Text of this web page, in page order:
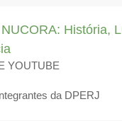
História,
YOUTUBE
da DPERJ